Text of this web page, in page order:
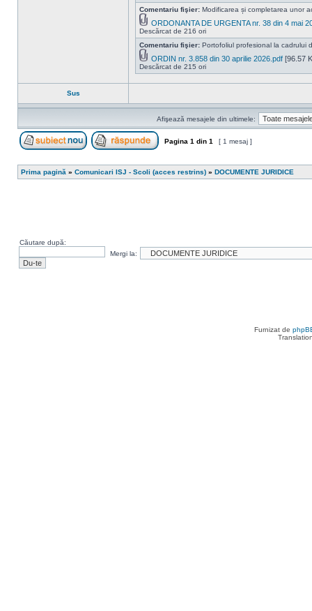
Comentariu fişier: Modificarea și completarea unor
ORDONANTA DE URGENTA nr. 38 din 4 mai
Descărcat de 216 ori
Comentariu fişier: Portofoliul profesional la cadrului
ORDIN nr. 3.858 din 30 aprilie 2026.pdf [96.57
Descărcat de 215 ori
Sus
Afişează mesajele din ultimele:
Pagina 1 din 1 [ 1 mesaj ]
Prima pagină » Comunicari ISJ - Scoli (acces restrins) » DOCUMENTE JURIDICE
Căutare după:
Mergi la:
Furnizat de